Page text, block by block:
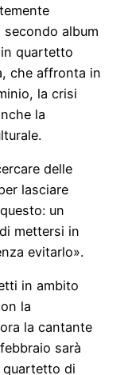
album
quartetto
che affronta in
la crisi
la
delle
lasciare
un
mettersi in
evitarlo».
in ambito
la
la cantante
sarà
di